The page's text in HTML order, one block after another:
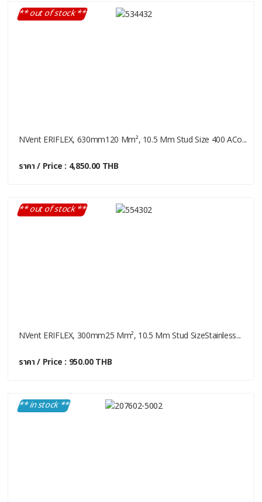
** out of stock **
NVent ERIFLEX, 630mm120 Mm², 10.5 Mm Stud Size 400 ACo...
ราคา / Price : 4,850.00 THB
** out of stock **
NVent ERIFLEX, 300mm25 Mm², 10.5 Mm Stud SizeStainless...
ราคา / Price : 950.00 THB
** in stock **